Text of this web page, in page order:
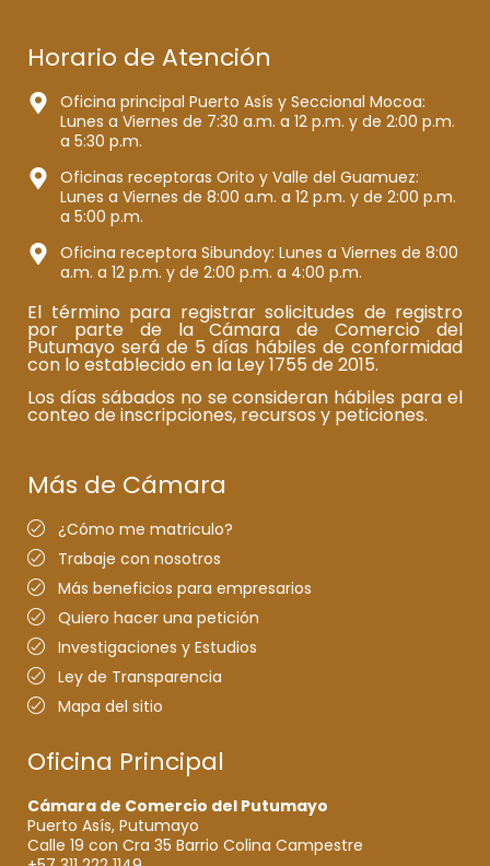
Horario de Atención
Oficina principal Puerto Asís y Seccional Mocoa:
Lunes a Viernes de 7:30 a.m. a 12 p.m. y de 2:00 p.m.
a 5:30 p.m.
Oficinas receptoras Orito y Valle del Guamuez:
Lunes a Viernes de 8:00 a.m. a 12 p.m. y de 2:00 p.m.
a 5:00 p.m.
Oficina receptora Sibundoy: Lunes a Viernes de 8:00
a.m. a 12 p.m. y de 2:00 p.m. a 4:00 p.m.
El término para registrar solicitudes de registro
por parte de la Cámara de Comercio del
Putumayo será de 5 días hábiles de conformidad
con lo establecido en la Ley 1755 de 2015.
Los días sábados no se consideran hábiles para el
conteo de inscripciones, recursos y peticiones.
Más de Cámara
¿Cómo me matriculo?
Trabaje con nosotros
Más beneficios para empresarios
Quiero hacer una petición
Investigaciones y Estudios
Ley de Transparencia
Mapa del sitio
Oficina Principal
Cámara de Comercio del Putumayo
Puerto Asís, Putumayo
Calle 19 con Cra 35 Barrio Colina Campestre